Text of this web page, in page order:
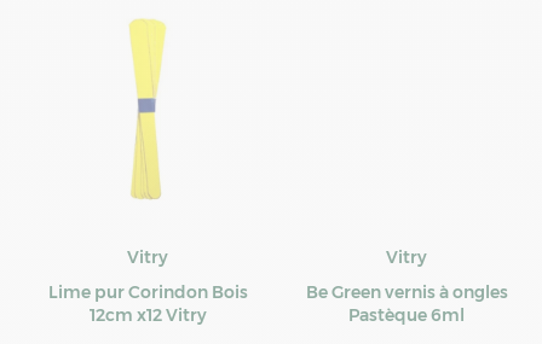
Vitry
Lime pur Corindon Bois
12cm x12 Vitry
Vitry
Be Green vernis à ongles
Pastèque 6ml